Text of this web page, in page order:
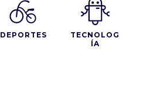
DEPORTES
TECNOLOG
ÍA